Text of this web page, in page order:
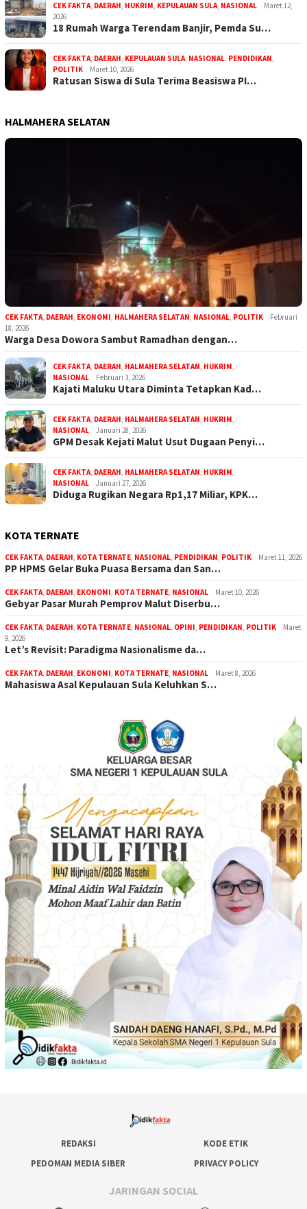
CEK FAKTA, DAERAH, HUKRIM, KEPULAUAN SULA, NASIONAL
Maret 12,
2026
18 Rumah Warga Terendam Banjir, Pemda Su…
CEK FAKTA, DAERAH, KEPULAUAN SULA, NASIONAL, PENDIDIKAN,
POLITIK
Maret 10, 2026
Ratusan Siswa di Sula Terima Beasiswa PI…
HALMAHERA SELATAN
CEK FAKTA, DAERAH, EKONOMI, HALMAHERA SELATAN, NASIONAL, POLITIK
Februari
18, 2026
Warga Desa Dowora Sambut Ramadhan dengan…
CEK FAKTA, DAERAH, HALMAHERA SELATAN, HUKRIM,
NASIONAL
Februari 3, 2026
Kajati Maluku Utara Diminta Tetapkan Kad…
CEK FAKTA, DAERAH, HALMAHERA SELATAN, HUKRIM,
NASIONAL
Januari 28, 2026
GPM Desak Kejati Malut Usut Dugaan Penyi…
CEK FAKTA, DAERAH, HALMAHERA SELATAN, HUKRIM,
NASIONAL
Januari 27, 2026
Diduga Rugikan Negara Rp1,17 Miliar, KPK…
KOTA TERNATE
CEK FAKTA, DAERAH, KOTA TERNATE, NASIONAL, PENDIDIKAN, POLITIK Maret 11, 2026
PP HPMS Gelar Buka Puasa Bersama dan San…
CEK FAKTA, DAERAH, EKONOMI, KOTA TERNATE, NASIONAL Maret 10, 2026
Gebyar Pasar Murah Pemprov Malut Diserbu…
CEK FAKTA, DAERAH, KOTA TERNATE, NASIONAL, OPINI, PENDIDIKAN, POLITIK
Maret
9, 2026
Let’s Revisit: Paradigma Nasionalisme da…
CEK FAKTA, DAERAH, EKONOMI, KOTA TERNATE, NASIONAL Maret 8, 2026
Mahasiswa Asal Kepulauan Sula Keluhkan S…
REDAKSI
KODE ETIK
PEDOMAN MEDIA SIBER
PRIVACY POLICY
JARINGAN SOCIAL